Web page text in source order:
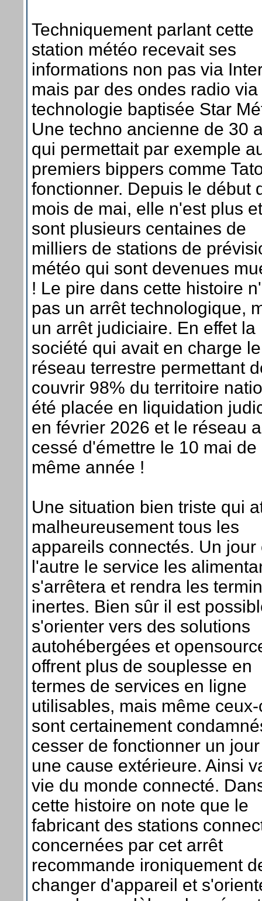
Techniquement parlant cette
station météo recevait ses
informations non pas via
mais par des ondes radio
technologie baptisée Star
Une techno ancienne de 30
qui permettait par exemple
premiers bippers comme
fonctionner. Depuis le début
mois de mai, elle n'est plus
sont plusieurs centaines de
milliers de stations de
météo qui sont devenues
! Le pire dans cette histoire
pas un arrêt technologique,
un arrêt judiciaire. En effet la
société qui avait en charge le
réseau terrestre permettant
couvrir 98% du territoire
été placée en liquidation
en février 2026 et le réseau a
cessé d'émettre le 10 mai de
même année !
Une situation bien triste qui
malheureusement tous les
appareils connectés. Un jour
l'autre le service les
s'arrêtera et rendra les
inertes. Bien sûr il est
s'orienter vers des solutions
autohébergées et
offrent plus de souplesse en
termes de services en ligne
utilisables, mais même
sont certainement
cesser de fonctionner un
une cause extérieure. Ainsi
vie du monde connecté.
cette histoire on note que le
fabricant des stations
concernées par cet arrêt
recommande ironiquement
changer d'appareil et